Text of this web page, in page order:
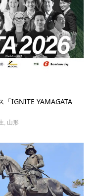
IGNITE YAMAGATA
, 山形